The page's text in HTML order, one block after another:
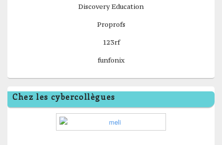
Discovery Education
Proprofs
123rf
funfonix
Chez les cybercollègues